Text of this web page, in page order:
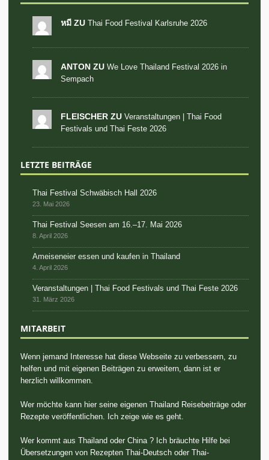
หมี ZU Thai Food Festival Karlsruhe 2026
ANTON ZU We Love Thailand Festival 2026 in
Sempach
FLEISCHER ZU Veranstaltungen | Thai Food
Festivals und Thai Feste 2026
LETZTE BEITRÄGE
Thai Festival Schwäbisch Hall 2026
23. Mai 2026
Thai Festival Seesen am 16.–17. Mai 2026
8. April 2026
Ameiseneier essen und kaufen in Thailand
4. April 2026
Veranstaltungen | Thai Food Festivals und Thai Feste 2026
31. März 2026
MITARBEIT
Wenn jemand Interesse hat diese Webseite zu verbessern, zu
helfen und mit eigenen Beiträgen zu erweitern, dann ist er
herzlich willkommen.
Wer möchte kann hier seine eigenen Thailand Reisebeiträge oder
Rezepte veröffentlichen. Ich zeige wie es geht.
Wer kommt aus Thailand oder China ? Ich bräuchte Hilfe bei
Übersetzungen von Rezepten Thai-Deutsch oder Thai-